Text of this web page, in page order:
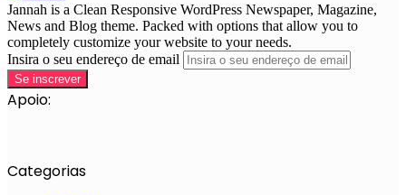
Jannah is a Clean Responsive WordPress Newspaper, Magazine,
News and Blog theme. Packed with options that allow you to
completely customize your website to your needs.
Insira o seu endereço de email
Apoio:
Categorias